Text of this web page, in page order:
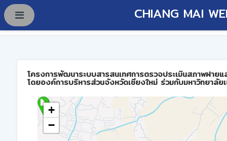
CHIANG MAI
โครงการพัฒนาระบบสารสนเทศการตรวจประเมินสภาพฝาย
โดยองค์การบริหารส่วนจังหวัดเชียงใหม่ ร่วมกับมหาวิทยาลัย
+
−